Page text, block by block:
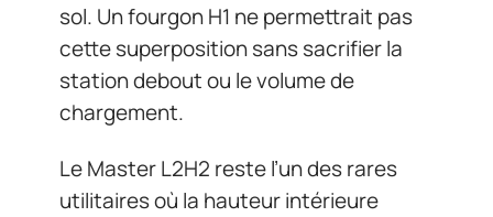
sol. Un fourgon H1 ne permettrait pas
cette superposition sans sacrifier la
station debout ou le volume de
chargement.
Le Master L2H2 reste l’un des rares
utilitaires où la hauteur intérieure